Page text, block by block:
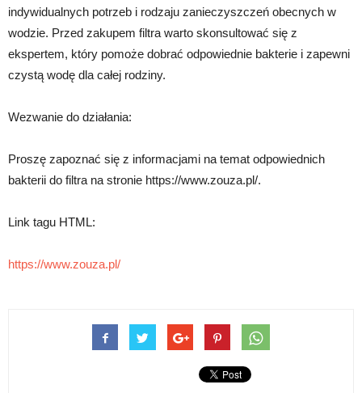
indywidualnych potrzeb i rodzaju zanieczyszczeń obecnych w
wodzie. Przed zakupem filtra warto skonsultować się z
ekspertem, który pomoże dobrać odpowiednie bakterie i zapewni
czystą wodę dla całej rodziny.
Wezwanie do działania:
Proszę zapoznać się z informacjami na temat odpowiednich
bakterii do filtra na stronie https://www.zouza.pl/.
Link tagu HTML:
https://www.zouza.pl/